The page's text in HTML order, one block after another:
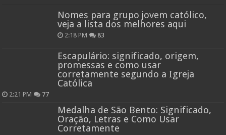
Nomes para grupo jovem católico,
veja a lista dos melhores aqui
2:18 PM 83
Escapulário: significado, origem,
promessas e como usar
corretamente segundo a Igreja
Católica
2:21 PM 77
Medalha de São Bento: Significado,
Oração, Letras e Como Usar
Corretamente